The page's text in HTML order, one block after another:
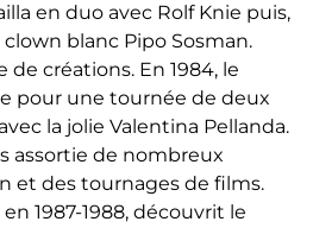
en duo avec Rolf Knie puis,
clown blanc Pipo Sosman.
créations. En 1984, le
pour une tournée de deux
la jolie Valentina Pellanda.
assortie de nombreux
et des tournages de films.
1987-1988, découvrit le